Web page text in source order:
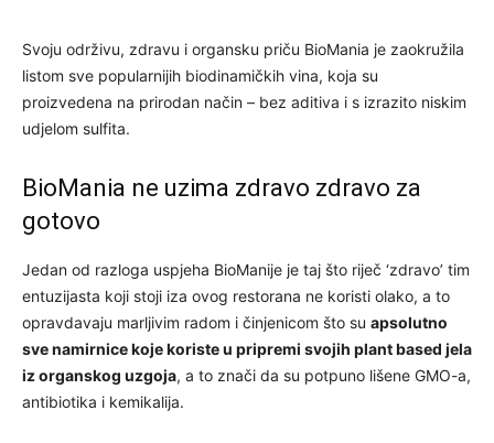
Svoju održivu, zdravu i organsku priču BioMania je zaokružila
listom sve popularnijih biodinamičkih vina, koja su
proizvedena na prirodan način – bez aditiva i s izrazito niskim
udjelom sulfita.
BioMania ne uzima zdravo zdravo za
gotovo
Jedan od razloga uspjeha BioManije je taj što riječ ‘zdravo’ tim
entuzijasta koji stoji iza ovog restorana ne koristi olako, a to
opravdavaju marljivim radom i činjenicom što su apsolutno
sve namirnice koje koriste u pripremi svojih plant based jela
iz organskog uzgoja, a to znači da su potpuno lišene GMO-a,
antibiotika i kemikalija.